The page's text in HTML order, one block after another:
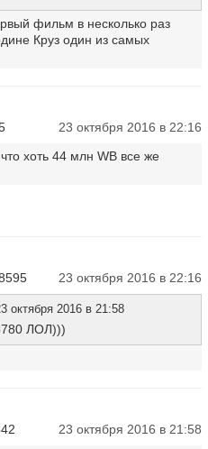
фильм в несколько раз
Круз один из самых
23 октября 2016 в 22:16
хоть 44 млн WB все же
23 октября 2016 в 22:16
октября 2016 в 21:58
ЛОЛ)))
23 октября 2016 в 21:58